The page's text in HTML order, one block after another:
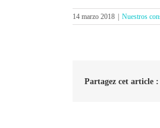
14 marzo 2018 Nuestros
Partagez cet article :